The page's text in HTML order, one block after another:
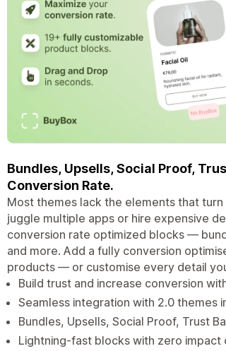
Bundles, Upsells, Social Proof,
Conversion Rate.
Most themes lack the elements that
juggle multiple apps or hire expensive
conversion rate optimized blocks —
and more. Add a fully conversion
products — or customise every detail
Build trust and increase conversion
Seamless integration with 2.0
Bundles, Upsells, Social Proof, Trust
Lightning-fast blocks with zero